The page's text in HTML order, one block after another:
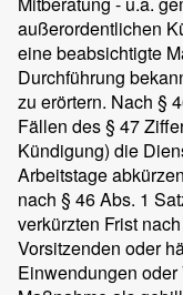
außerordentlichen
eine beabsichtigte
Durchführung
zu erörtern. Nach §
Fällen des § 47
Kündigung) die
Arbeitstage
nach § 46 Abs. 1
verkürzten Frist
Vorsitzenden oder
Einwendungen